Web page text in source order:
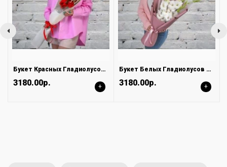
Букет Красных Гладиолусов в Светлой Матовой упаковке
3180.00р. +
Букет Белых Гладиолусов в Матовой упаковке
3180.00р. +